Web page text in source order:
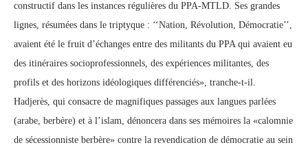
constructif dans les instances régulières du PPA-MTLD. Ses grandes
lignes, résumées dans le triptyque : ‘‘Nation, Révolution, Démocratie’’,
avaient été le fruit d’échanges entre des militants du PPA qui avaient eu
des itinéraires socioprofessionnels, des expériences militantes, des
profils et des horizons idéologiques différenciés», tranche-t-il.
Hadjerès, qui consacre de magnifiques passages aux langues parlées
(arabe, berbère) et à l’islam, dénoncera dans ses mémoires la «calomnie
de sécessionniste berbère» contre la revendication de démocratie au sein